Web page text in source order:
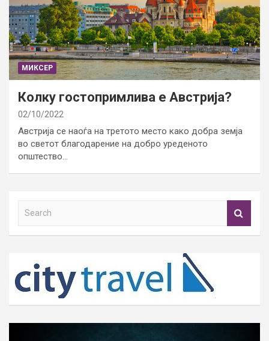
МИКСЕР
Колку гостопримлива е Австрија?
02/10/2022
Австрија се наоѓа на третото место како добра земја
во светот благодарение на добро уреденото
општество…
h